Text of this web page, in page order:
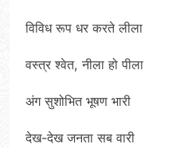
विविध रूप धर करते लीला
वस्त्र श्वेत, नीला हो पीला
अंग सुशोभित भूषण भारी
देख-देख जनता सब वारी